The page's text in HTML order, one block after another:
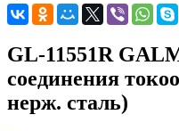
GL-11551R
соединения
нерж. сталь)